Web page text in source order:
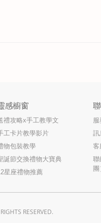
感櫥窗
禮攻略x手工教學文
工卡片教學影片
物包裝教學
誕節交換禮物大寶典
星座禮物推薦
訊
客
聯
RESERVED.